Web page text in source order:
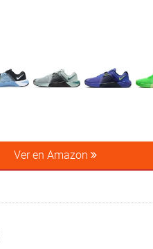
Ver en Amazon